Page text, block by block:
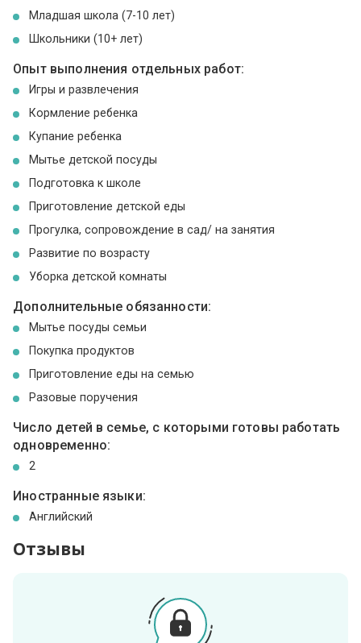
Младшая школа (7-10 лет)
Школьники (10+ лет)
Опыт выполнения отдельных работ:
Игры и развлечения
Кормление ребенка
Купание ребенка
Мытье детской посуды
Подготовка к школе
Приготовление детской еды
Прогулка, сопровождение в сад/ на занятия
Развитие по возрасту
Уборка детской комнаты
Дополнительные обязанности:
Мытье посуды семьи
Покупка продуктов
Приготовление еды на семью
Разовые поручения
Число детей в семье, с которыми готовы работать
одновременно:
2
Иностранные языки:
Английский
Отзывы